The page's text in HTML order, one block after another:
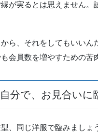
が実るとは思えません。
ら、それをしてもいいん
会員数を増やすための苦
分で、お見合いに
、同じ洋服で臨みまし